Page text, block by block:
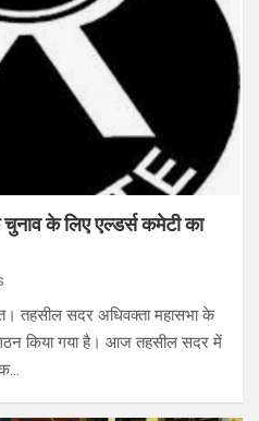
के लिए एल्डर्स कमेटी का
तहसील सदर अधिवक्ता महासभा के
किया गया है। आज तहसील सदर में